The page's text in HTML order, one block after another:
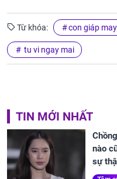
Từ khóa: con giáp
tu vi ngay mai
TIN MỚI NHẤT
nào
sự